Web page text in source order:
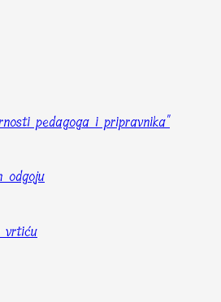
pedagoga i pripravnika"
odgoju
vrtiću